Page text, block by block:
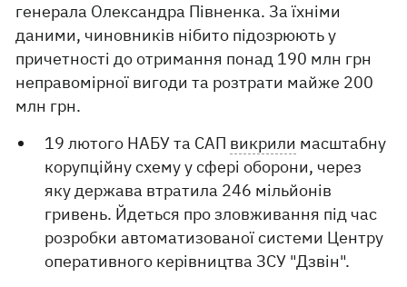
генерала Олександра Півненка. За їхніми
даними, чиновників нібито підозрюють у
причетності до отримання понад 190 млн грн
неправомірної вигоди та розтрати майже 200
млн грн.
19 лютого НАБУ та САП викрили масштабну
корупційну схему у сфері оборони, через
яку держава втратила 246 мільйонів
гривень. Йдеться про зловживання під час
розробки автоматизованої системи Центру
оперативного керівництва ЗСУ "Дзвін".